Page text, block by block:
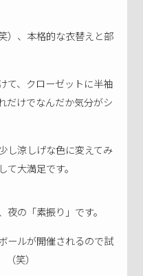
）、本格的な衣替えと部
て、クローゼットに半袖
だけでなんだか気分がシ
し涼しげな色に変えてみ
大満足です。
の「素振り」です。
ールが開催されるので試
笑）